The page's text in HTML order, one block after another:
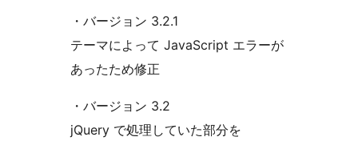
・バージョン 3.2.1
テーマによって JavaScript エラーが
あったため修正
・バージョン 3.2
jQuery で処理していた部分を